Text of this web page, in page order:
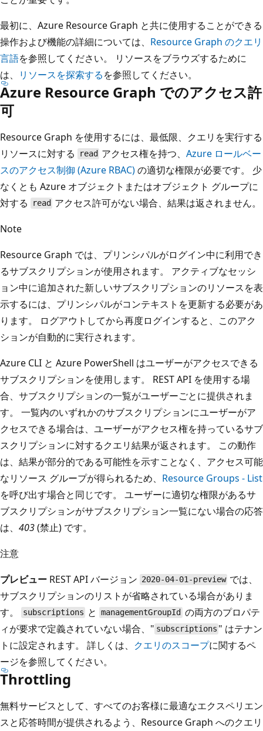
最初に、Azure Resource Graph と共に使用することができる
操作および機能の詳細については、 Resource Graph のクエリ
言語を参照してください。 リソースをブラウズするために
は、
リソースを探索するを参照してください。
Azure Resource Graph でのアクセス許
可
Resource Graph を使用するには、最低限、クエリを実行する
リソースに対する
read アクセス権を持つ、Azure ロールベー
スのアクセス制御 (Azure RBAC)の適切な権限が必要です。 少
なくとも Azure オブジェクトまたはオブジェクト グループに
対する
read アクセス許可がない場合、結果は返されません。
Note
Resource Graph では、プリンシパルがログイン中に利用でき
るサブスクリプションが使用されます。 アクティブなセッシ
ョン中に追加された新しいサブスクリプションのリソースを表
示するには、プリンシパルがコンテキストを更新する必要があ
ります。 ログアウトしてから再度ログインすると、このアク
ションが自動的に実行されます。
Azure CLI と Azure PowerShell はユーザーがアクセスできる
サブスクリプションを使用します。 REST API を使用する場
合、サブスクリプションの一覧がユーザーごとに提供されま
す。 一覧内のいずれかのサブスクリプションにユーザーがア
クセスできる場合は、ユーザーがアクセス権を持っているサブ
スクリプションに対するクエリ結果が返されます。 この動作
は、結果が部分的である可能性を示すことなく、アクセス可能
なリソース グループが得られるため、 Resource Groups - List
を呼び出す場合と同じです。 ユーザーに適切な権限があるサ
ブスクリプションがサブスクリプション一覧にない場合の応答
は、 403(禁止) です。
注意
プレビュー REST API バージョン 2020-04-01-preview では、
サブスクリプションのリストが省略されている場合がありま
す。
subscriptions と managementGroupId の両方のプロパテ
ィが要求で定義されていない場合、" subscriptions " はテナン
トに設定されます。 詳しくは、 クエリのスコープに関するペ
ージを参照してください。
Throttling
無料サービスとして、すべてのお客様に最適なエクスペリエン
スと応答時間が提供されるよう、Resource Graph へのクエリ